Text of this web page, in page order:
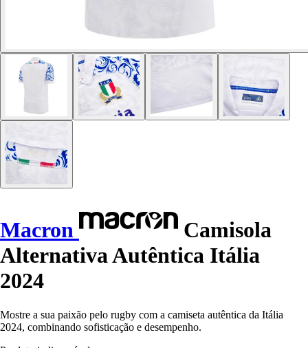
Macron
Camisola
Alternativa Autêntica Itália
2024
Mostre a sua paixão pelo rugby com a camiseta autêntica da Itália
2024, combinando sofisticação e desempenho.